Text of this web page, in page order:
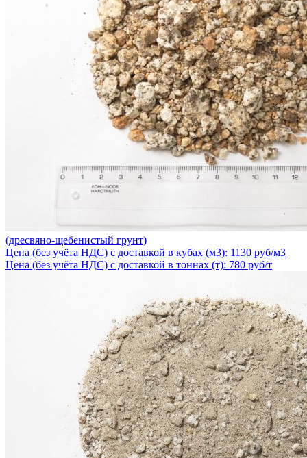
(дресвяно-щебенистый грунт)
Цена (без учёта НДС) с доставкой в кубах (м3): 1130 руб/м3
Цена (без учёта НДС) с доставкой в тоннах (т): 780 руб/т